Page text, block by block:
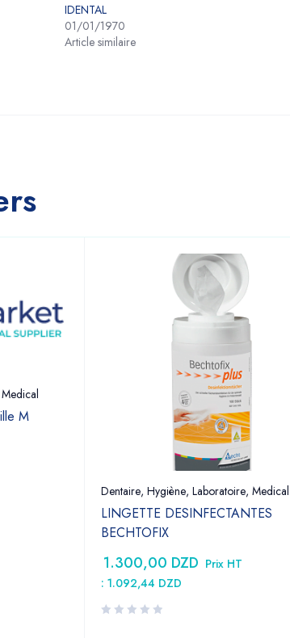
IDENTAL
01/01/1970
Article similaire
Medical
M
Dentaire, Hygiène, Laboratoire, Medical
LINGETTE DESINFECTANTES
BECHTOFIX
1.300,00 DZD Prix HT
: 1.092,44 DZD